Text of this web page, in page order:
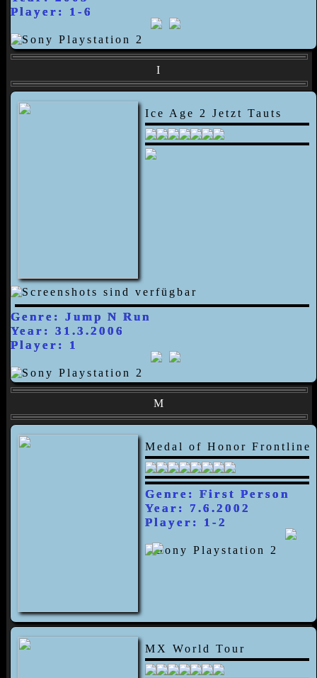
Player: 1-6
I
Ice Age 2 Jetzt Tauts
Genre: Jump N Run
Year: 31.3.2006
Player: 1
M
Medal of Honor Frontline
Genre: First Person
Year: 7.6.2002
Player: 1-2
MX World Tour